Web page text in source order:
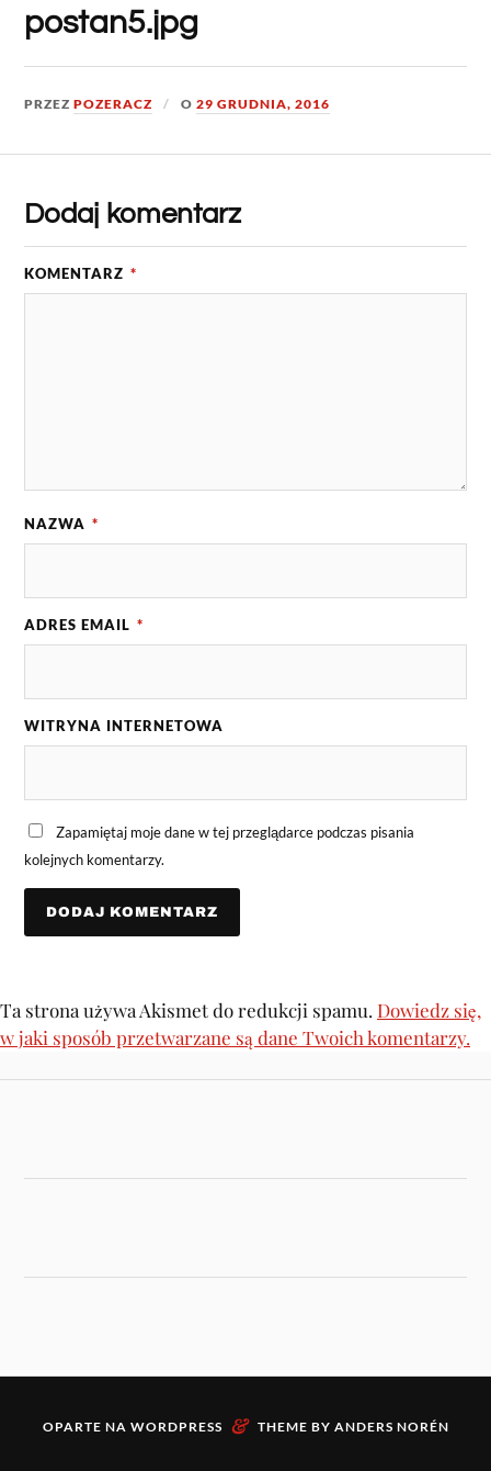
postan5.jpg
PRZEZPOZERACZ O29 GRUDNIA, 2016
Dodaj komentarz
KOMENTARZ *
NAZWA *
ADRES EMAIL *
WITRYNA INTERNETOWA
Zapamiętaj moje dane w tej przeglądarce podczas pisania
kolejnych komentarzy.
Ta strona używa Akismet do redukcji spamu. Dowiedz się,
w jaki sposób przetwarzane są dane Twoich komentarzy.
OPARTE NA WORDPRESS & THEME BY ANDERS NORÉN